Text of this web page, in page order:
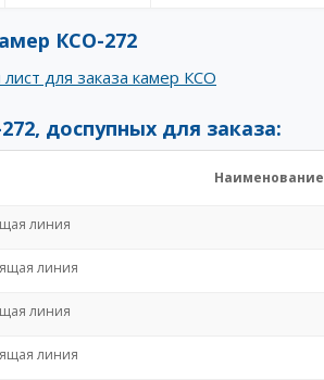
КСО-272
для заказа камер КСО
доспупных для заказа:
Наименование
линия
линия
линия
линия